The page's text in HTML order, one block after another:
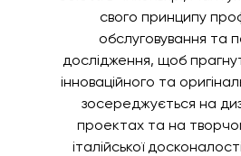
свого принципу
обслуговування та
дослідження, щоб
інноваційного та
зосереджується на
проектах та на
італійської